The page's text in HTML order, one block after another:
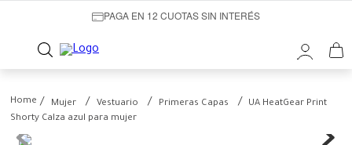
PAGA EN 12 CUOTAS SIN INTERÉS
Mujer Vestuario Primeras Capas
UA HeatGear Print
Shorty Calza azul para mujer